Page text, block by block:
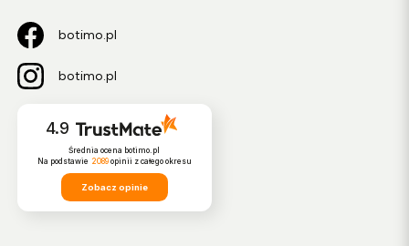
botimo.pl
botimo.pl
4.9
Średnia ocena botimo.pl
Na podstawie 2089opinii z całego okresu
Zobacz opinie